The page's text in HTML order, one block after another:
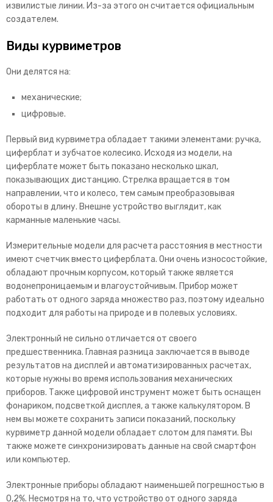
извилистые линии. Из-за этого он считается официальным
создателем.
Виды курвиметров
Они делятся на:
механические;
цифровые.
Первый вид курвиметра обладает такими элементами: ручка,
циферблат и зубчатое колесико. Исходя из модели, на
циферблате может быть показано несколько шкал,
показывающих дистанцию. Стрелка вращается в том
направлении, что и колесо, тем самым преобразовывая
обороты в длину. Внешне устройство выглядит, как
карманные маленькие часы.
Измерительные модели для расчета расстояния в местности
имеют счетчик вместо циферблата. Они очень износостойкие,
обладают прочным корпусом, который также является
водонепроницаемым и влагоустойчивым. Прибор может
работать от одного заряда множество раз, поэтому идеально
подходит для работы на природе и в полевых условиях.
Электронный не сильно отличается от своего
предшественника. Главная разница заключается в выводе
результатов на дисплей и автоматизированных расчетах,
которые нужны во время использования механических
приборов. Также цифровой инструмент может быть оснащен
фонариком, подсветкой дисплея, а также калькулятором. В
нем вы можете сохранить записи показаний, поскольку
курвиметр данной модели обладает слотом для памяти. Вы
также можете синхронизировать данные на свой смартфон
или компьютер.
Электронные приборы обладают наименьшей погрешностью в
0,2%. Несмотря на то, что устройство от одного заряда